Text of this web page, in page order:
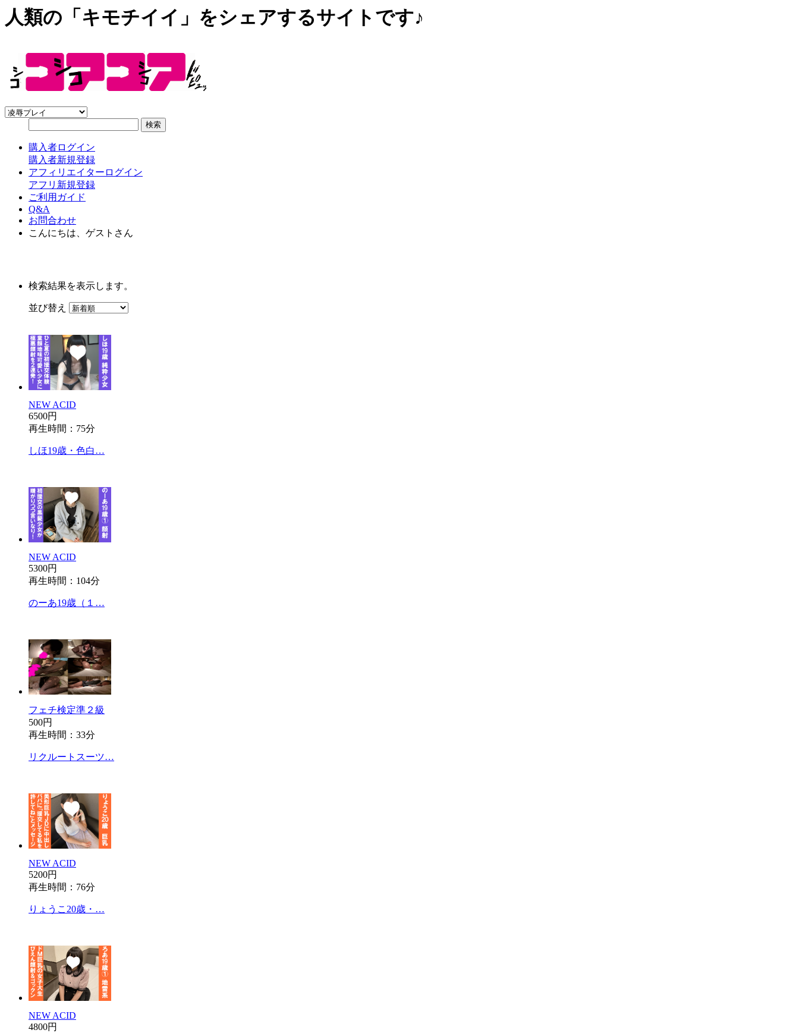
人類の「キモチイイ」をシェアするサイトです♪
購入者ログイン
購入者新規登録
アフィリエイターログイン
アフリ新規登録
ご利用ガイド
Q&A
お問合わせ
こんにちは、ゲストさん
検索結果を表示します。
並び替え
NEW ACID
6500円
再生時間：75分
しほ19歳・色白…
NEW ACID
5300円
再生時間：104分
のーあ19歳（１…
フェチ検定準２級
500円
再生時間：33分
リクルートスーツ…
NEW ACID
5200円
再生時間：76分
りょうこ20歳・…
NEW ACID
4800円